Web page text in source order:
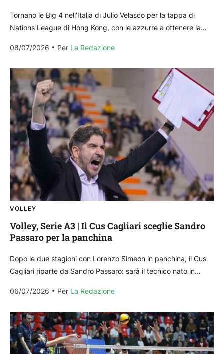
Tornano le Big 4 nell‘Italia di Julio Velasco per la tappa di
Nations League di Hong Kong, con le azzurre a ottenere la
08/07/2026
Per La Redazione
VOLLEY
Volley, Serie A3 | Il Cus Cagliari sceglie Sandro
Passaro per la panchina
Dopo le due stagioni con Lorenzo Simeon in panchina, il Cus
Cagliari riparte da Sandro Passaro: sarà il tecnico nato in
06/07/2026
Per La Redazione